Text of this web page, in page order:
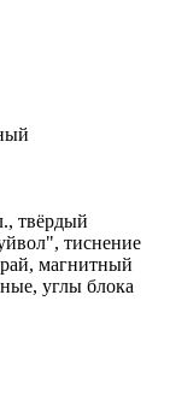
твёрдый
тиснение
магнитный
углы блока